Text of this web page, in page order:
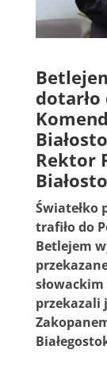
dotarło
Rektor
Światełko
trafiło do
Betlejem
przekazali